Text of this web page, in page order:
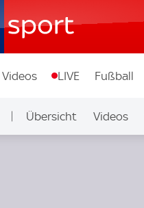
Videos LIVE Fußball
Übersicht Videos